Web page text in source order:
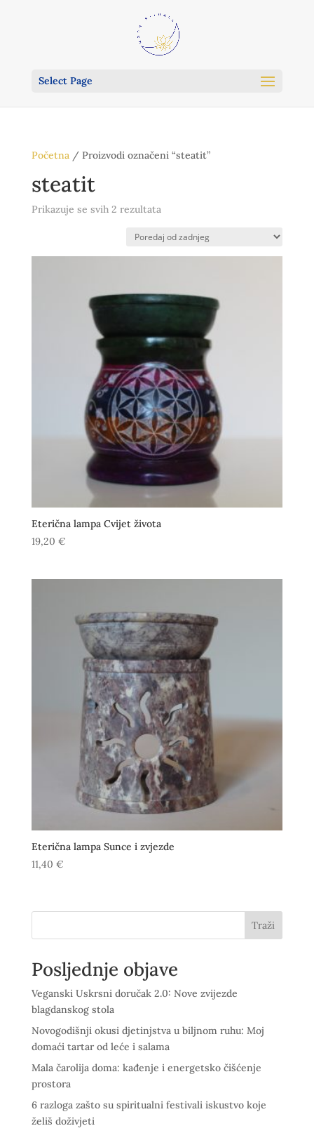
Select Page
Početna/ Proizvodi označeni “steatit”
steatit
Prikazuje se svih 2 rezultataPoredano
najnovijem
Eterična lampa Cvijet života
19,20 €
Eterična lampa Sunce i zvjezde
11,40 €
Traži
Posljednje objave
Veganski Uskrsni doručak 2.0: Nove zvijezde
blagdanskog stola
Novogodišnji okusi djetinjstva u biljnom ruhu: Moj
domaći tartar od leće i salama
Mala čarolija doma: kađenje i energetsko čišćenje
prostora
6 razloga zašto su spiritualni festivali iskustvo koje
želiš doživjeti